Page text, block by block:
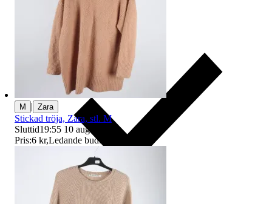
M | Zara
Stickad tröja, Zara, stl. M
Sluttid19:55 10 aug 19:55
Pris:6 kr,Ledande bud.